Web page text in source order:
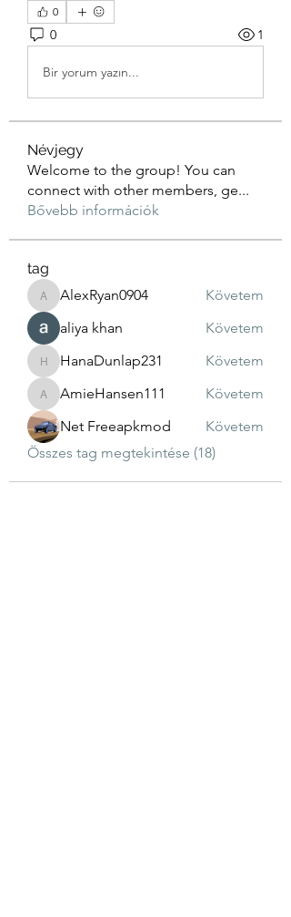
0
0 1
Bir yorum yazın...
Névjegy
Welcome to the group! You can
connect with other members, ge...
Bővebb információk
tag
AlexRyan0904
AlexRyan0904
Követem
aliya khan
Követem
HanaDunlap231
HanaDunlap231 Követem
AmieHansen111
AmieHansen111
Követem
Net Freeapkmod
Követem
Összes tag megtekintése (18)